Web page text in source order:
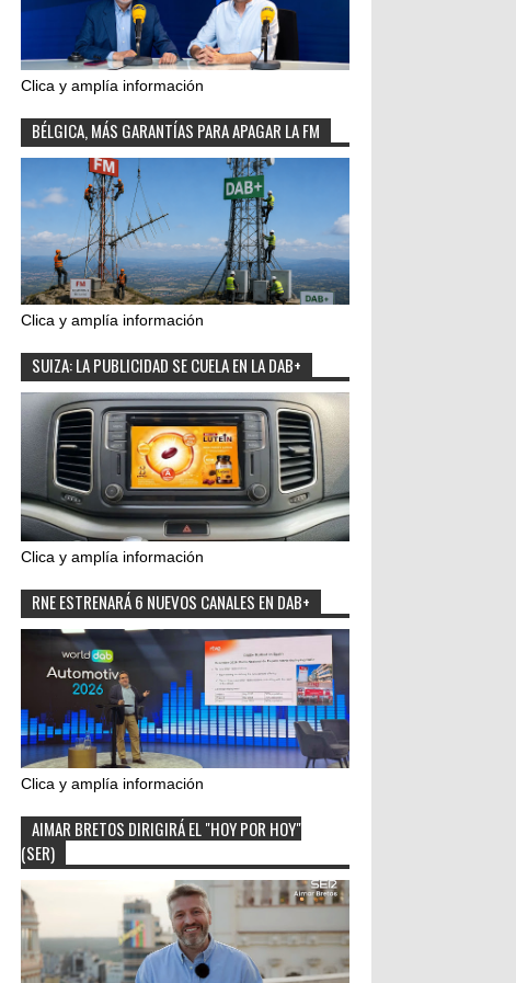
Clica y amplía información
BÉLGICA, MÁS GARANTÍAS PARA APAGAR LA FM
Clica y amplía información
SUIZA: LA PUBLICIDAD SE CUELA EN LA DAB+
Clica y amplía información
RNE ESTRENARÁ 6 NUEVOS CANALES EN DAB+
Clica y amplía información
AIMAR BRETOS DIRIGIRÁ EL "HOY POR HOY"
(SER)